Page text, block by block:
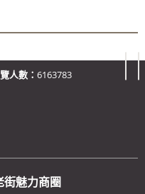
人數： 6163783
街魅力商圈